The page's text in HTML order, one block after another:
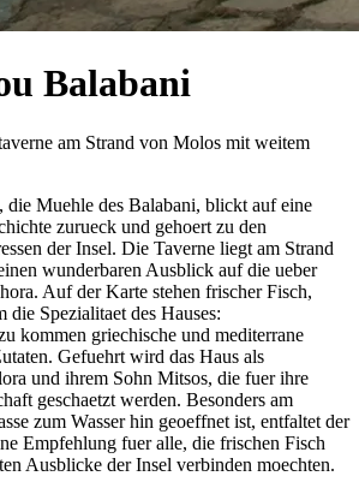
Balabani
am Strand von Molos mit weitem
Muehle des Balabani, blickt auf eine
zurueck und gehoert zu den
der Insel. Die Taverne liegt am Strand
wunderbaren Ausblick auf die ueber
Auf der Karte stehen frischer Fisch,
Spezialitaet des Hauses:
kommen griechische und mediterrane
Gefuehrt wird das Haus als
und ihrem Sohn Mitsos, die fuer ihre
geschaetzt werden. Besonders am
zum Wasser hin geoeffnet ist, entfaltet der
Empfehlung fuer alle, die frischen Fisch
Ausblicke der Insel verbinden moechten.